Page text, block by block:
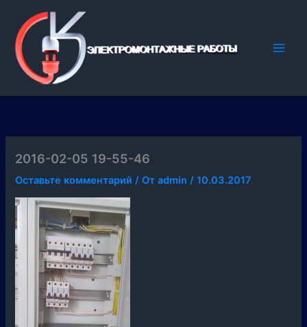
содержимому
2016-02-05 19-55-46
Оставьте комментарий / Отadmin/10.03.2017